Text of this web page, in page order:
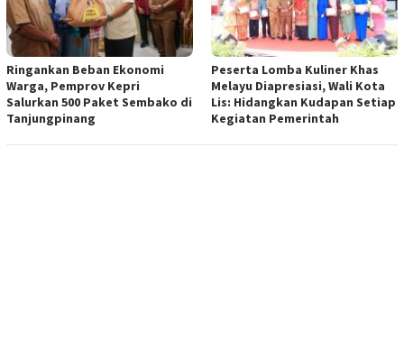
Ringankan Beban Ekonomi
Warga, Pemprov Kepri
Salurkan 500 Paket Sembako di
Tanjungpinang
Peserta Lomba Kuliner Khas
Melayu Diapresiasi, Wali Kota
Lis: Hidangkan Kudapan Setiap
Kegiatan Pemerintah